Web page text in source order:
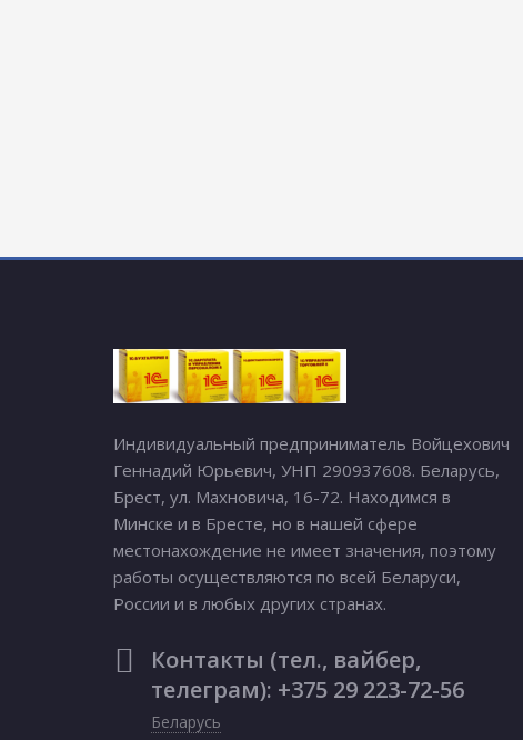
Индивидуальный предприниматель Войцехович
Геннадий Юрьевич, УНП 290937608. Беларусь,
Брест, ул. Махновича, 16-72. Находимся в
Минске и в Бресте, но в нашей сфере
местонахождение не имеет значения, поэтому
работы осуществляются по всей Беларуси,
России и в любых других странах.
Контакты (тел., вайбер,
телеграм): +375 29 223-72-56
Беларусь